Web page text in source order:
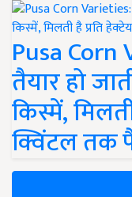
Pusa
तैयार हो
किस्में,
क्विंटल तक